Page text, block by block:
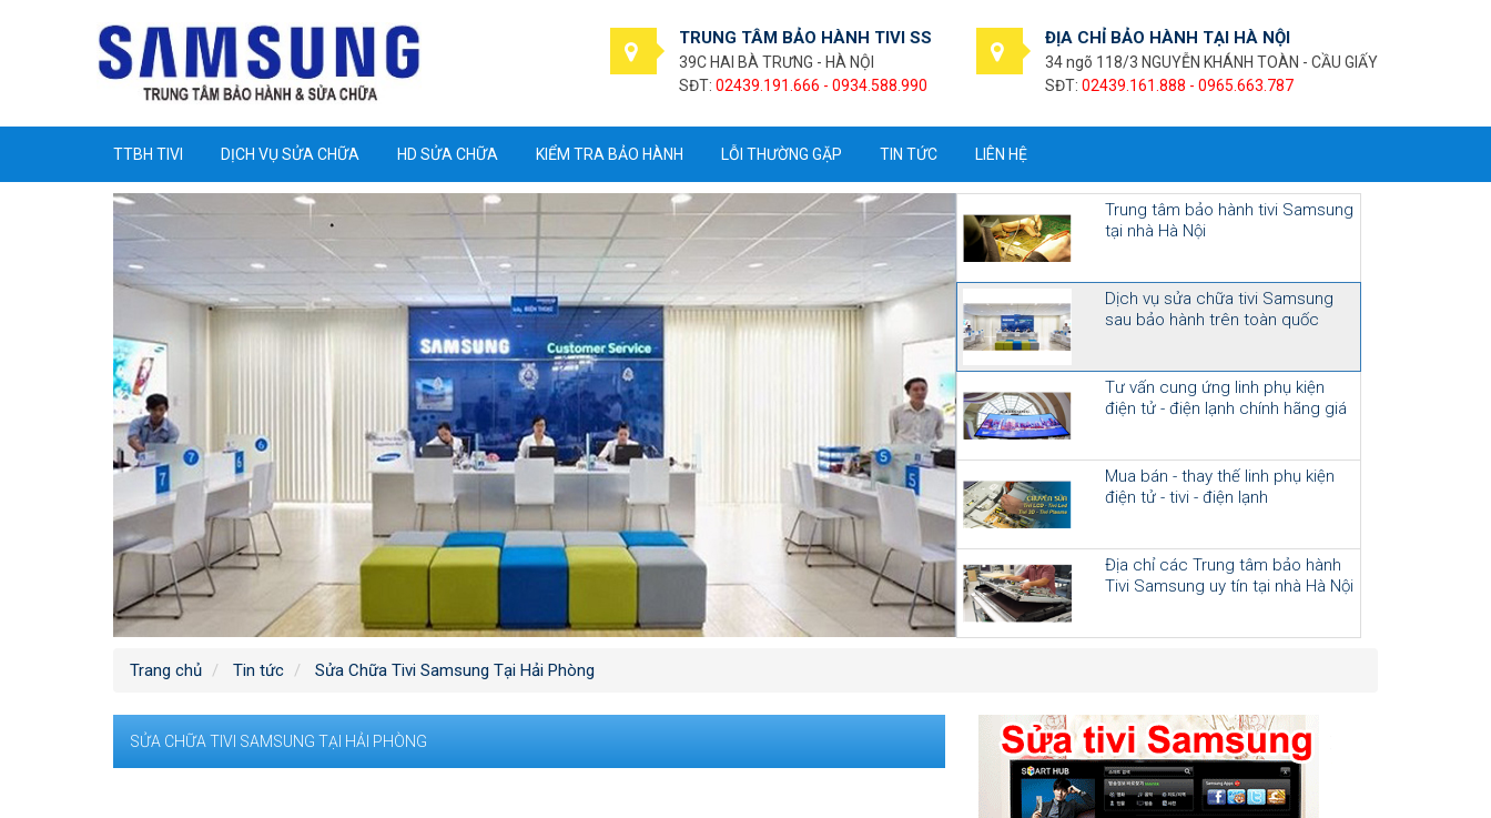
TRUNG TÂM BẢO HÀNH TIVI SS
39C HAI BÀ TRƯNG - HÀ NỘI
SĐT: 02439.191.666 - 0934.588.990
ĐỊA CHỈ BẢO HÀNH TẠI HÀ NỘI
34 ngõ 118/3 NGUYỄN KHÁNH TOÀN - CẦU GIẤY
SĐT: 02439.161.888 - 0965.663.787
TTBH TIVI DỊCH VỤ SỬA CHỮA HD SỬA CHỮA KIỂM TRA BẢO HÀNH LỖI THƯỜNG GẶP TIN TỨC LIÊN HỆ
Trung tâm bảo hành tivi Samsung
tại nhà Hà Nội
Dịch vụ sửa chữa tivi Samsung
sau bảo hành trên toàn quốc
Tư vấn cung ứng linh phụ kiện
điện tử - điện lạnh chính hãng giá
Mua bán - thay thế linh phụ kiện
điện tử - tivi - điện lạnh
Địa chỉ các Trung tâm bảo hành
Tivi Samsung uy tín tại nhà Hà Nội
Trang chủ Tin tức Sửa Chữa Tivi Samsung Tại Hải Phòng
SỬA CHỮA TIVI SAMSUNG TẠI HẢI PHÒNG